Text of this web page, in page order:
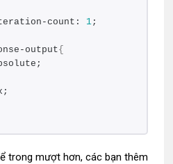
count: 1;
output{
trong mượt hơn, các bạn thêm